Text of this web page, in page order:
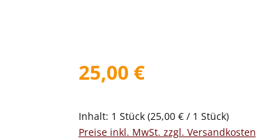
25,00 €
Inhalt: 1 Stück (25,00 € / 1 Stück)
Preise inkl. MwSt. zzgl. Versandkosten